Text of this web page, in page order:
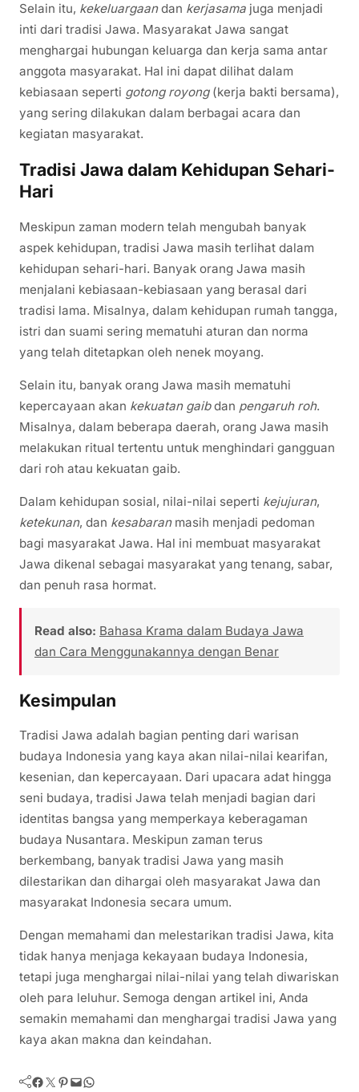
Selain itu, kekeluargaandan kerjasama juga menjadi
inti dari tradisi Jawa. Masyarakat Jawa sangat
menghargai hubungan keluarga dan kerja sama antar
anggota masyarakat. Hal ini dapat dilihat dalam
kebiasaan seperti gotong royong(kerja bakti bersama),
yang sering dilakukan dalam berbagai acara dan
kegiatan masyarakat.
Tradisi Jawa dalam Kehidupan Sehari-
Hari
Meskipun zaman modern telah mengubah banyak
aspek kehidupan, tradisi Jawa masih terlihat dalam
kehidupan sehari-hari. Banyak orang Jawa masih
menjalani kebiasaan-kebiasaan yang berasal dari
tradisi lama. Misalnya, dalam kehidupan rumah tangga,
istri dan suami sering mematuhi aturan dan norma
yang telah ditetapkan oleh nenek moyang.
Selain itu, banyak orang Jawa masih mematuhi
kepercayaan akan kekuatan gaibdan pengaruh roh.
Misalnya, dalam beberapa daerah, orang Jawa masih
melakukan ritual tertentu untuk menghindari gangguan
dari roh atau kekuatan gaib.
Dalam kehidupan sosial, nilai-nilai seperti kejujuran,
ketekunan, dan kesabaranmasih menjadi pedoman
bagi masyarakat Jawa. Hal ini membuat masyarakat
Jawa dikenal sebagai masyarakat yang tenang, sabar,
dan penuh rasa hormat.
Read also: Bahasa Krama dalam Budaya Jawa
dan Cara Menggunakannya dengan Benar
Kesimpulan
Tradisi Jawa adalah bagian penting dari warisan
budaya Indonesia yang kaya akan nilai-nilai kearifan,
kesenian, dan kepercayaan. Dari upacara adat hingga
seni budaya, tradisi Jawa telah menjadi bagian dari
identitas bangsa yang memperkaya keberagaman
budaya Nusantara. Meskipun zaman terus
berkembang, banyak tradisi Jawa yang masih
dilestarikan dan dihargai oleh masyarakat Jawa dan
masyarakat Indonesia secara umum.
Dengan memahami dan melestarikan tradisi Jawa, kita
tidak hanya menjaga kekayaan budaya Indonesia,
tetapi juga menghargai nilai-nilai yang telah diwariskan
oleh para leluhur. Semoga dengan artikel ini, Anda
semakin memahami dan menghargai tradisi Jawa yang
kaya akan makna dan keindahan.
Facebook Twitter Pinterest Mail WhatsApp